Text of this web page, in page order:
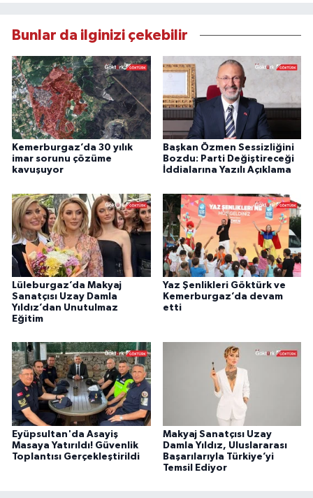
Bunlar da ilginizi çekebilir
Kemerburgaz’da 30 yılık
imar sorunu çözüme
kavuşuyor
Başkan Özmen Sessizliğini
Bozdu: Parti Değiştireceği
İddialarına Yazılı Açıklama
Lüleburgaz’da Makyaj
Sanatçısı Uzay Damla
Yıldız’dan Unutulmaz
Eğitim
Yaz Şenlikleri Göktürk ve
Kemerburgaz’da devam
etti
Eyüpsultan'da Asayiş
Masaya Yatırıldı! Güvenlik
Toplantısı Gerçekleştirildi
Makyaj Sanatçısı Uzay
Damla Yıldız, Uluslararası
Başarılarıyla Türkiye’yi
Temsil Ediyor